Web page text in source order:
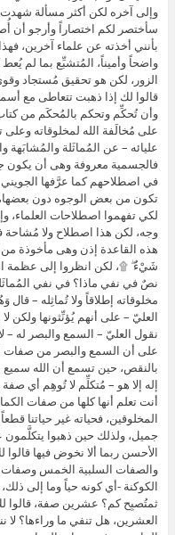
وإلى آخره لكن أكثر مسألة شهدت
سأختصر لكم اختصاراً وأرجو أن
بأنني أخذته عن علماء آخرين،
واضحاً وأميناً، المُتشبِّع بما لم
الزور، لكن هو تحقيق مُستجاد
قالوا لك إذا ذهبت تتعاطى مع
وأن تُحكِّم وتحكم بالمُحكَم من
على مُخالَفة الله لمخلوقاته
عليائه – عن المُماثَلة
فالجسمية معروفة وهى أن يكون
في اصطلاحهم كما عرَّفها
تكون من بعض الوجوه دون بعضها،
لكي تفهموا اصطلاحات العلماء،
وجه، لكن هذا اصطلاح ولا
هذه القاعدة إذن وهى مأخوذة
شَيْءٌ ۖ ۩، لكن انظروا إلى عظمة
نصٌ في نفي ماذا؟ في نفي المُماثَلة
مخلوقاته إطلاقاً ولا تُماثِله –
العليّ – على أنهم يُؤنِّثونها ولكن
نقول العليّ – السمع والبصر له – لا
على أن السمع والبصر من صفات
بالنقص، حين تسمع أن الله سميع
إله إلا هو – مُتكلِّم لا تُوهِم أي
أنت تعلم أنها كلها من صفات
المخلوقين، فحياته غير حياتنا
جميل، ولذلك حين ذهبوا
الأحسن ربما ألا نخوض فيها
والصفات السلبية الخمس وصفات
الكوكنة -أي كونه حياً وما إلى
ثمتُصبِح كم؟ عشرين صفة، قالوا
العشرين، هل تنفي ما وراءها؟ لا